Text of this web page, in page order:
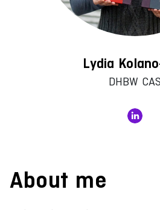
Lydia
DHBW CAS
About me